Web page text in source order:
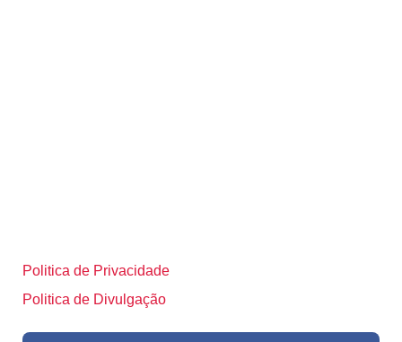
Politica de Privacidade
Politica de Divulgação